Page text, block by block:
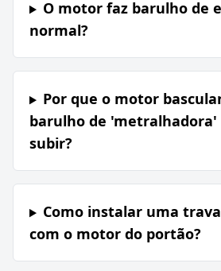
O motor faz barulho de
normal?
Por que o motor
barulho de
subir?
Como instalar uma
com o motor do portão?